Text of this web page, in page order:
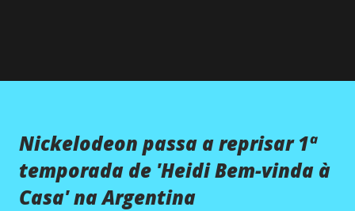
Nickelodeon passa a reprisar 1ª
temporada de 'Heidi Bem-vinda à
Casa' na Argentina